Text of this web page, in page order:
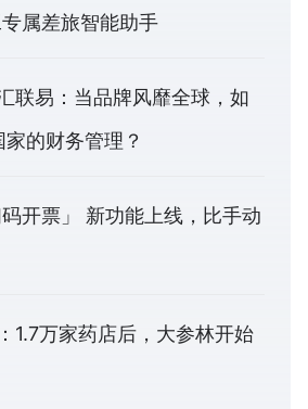
专属差旅智能助手
联易：当品牌风靡全球，如
的财务管理？
开票」 新功能上线，比手动
1.7万家药店后，大参林开始